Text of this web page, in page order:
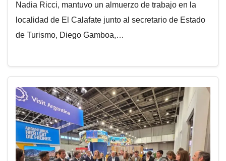
Nadia Ricci, mantuvo un almuerzo de trabajo en la
localidad de El Calafate junto al secretario de Estado
de Turismo, Diego Gamboa,…